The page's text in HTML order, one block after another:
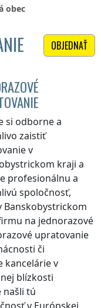
obec
OBJEDNAŤ
si odborne a
zaistiť
v
kraji a
profesionálnu a
spoločnosť,
Banskobystrickom
na jednorazové
upratovanie
či
kanceláriev
blízkosti
našli tú